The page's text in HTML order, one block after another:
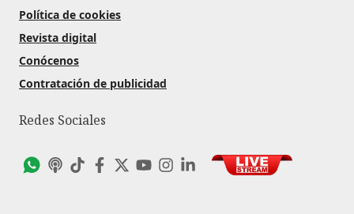
Política de cookies
Revista digital
Conócenos
Contratación de publicidad
Redes Sociales